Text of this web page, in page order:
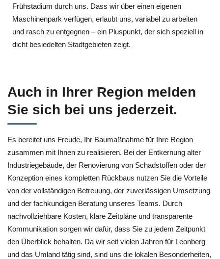
Frühstadium durch uns. Dass wir über einen eigenen
Maschinenpark verfügen, erlaubt uns, variabel zu arbeiten
und rasch zu entgegnen – ein Pluspunkt, der sich speziell in
dicht besiedelten Stadtgebieten zeigt.
Auch in Ihrer Region melden
Sie sich bei uns jederzeit.
Es bereitet uns Freude, Ihr Baumaßnahme für Ihre Region
zusammen mit Ihnen zu realisieren. Bei der Entkernung alter
Industriegebäude, der Renovierung von Schadstoffen oder der
Konzeption eines kompletten Rückbaus nutzen Sie die Vorteile
von der vollständigen Betreuung, der zuverlässigen Umsetzung
und der fachkundigen Beratung unseres Teams. Durch
nachvollziehbare Kosten, klare Zeitpläne und transparente
Kommunikation sorgen wir dafür, dass Sie zu jedem Zeitpunkt
den Überblick behalten. Da wir seit vielen Jahren für Leonberg
und das Umland tätig sind, sind uns die lokalen Besonderheiten,